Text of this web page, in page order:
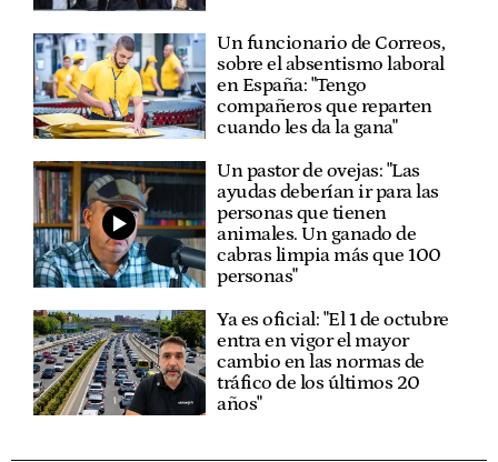
Un funcionario de Correos,
sobre el absentismo laboral
en España: "Tengo
compañeros que reparten
cuando les da la gana"
Un pastor de ovejas: "Las
ayudas deberían ir para las
personas que tienen
animales. Un ganado de
cabras limpia más que 100
personas"
Ya es oficial: "El 1 de octubre
entra en vigor el mayor
cambio en las normas de
tráfico de los últimos 20
años"